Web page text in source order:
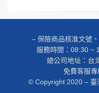
– 保險商品核准文號
服務時間：08:30 ~
總公司地址：台
免費客服
© Copyright 2020 – 臺